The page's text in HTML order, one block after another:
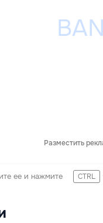
Разместить
ее и нажмите CTRL